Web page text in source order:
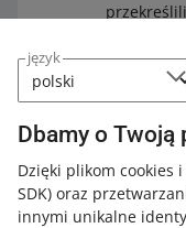
język
Dbamy o Twoją
Dzięki plikom cookies
SDK) oraz
innymi unikalne
Pliki
nośniku.
że
przez 10
nastronie